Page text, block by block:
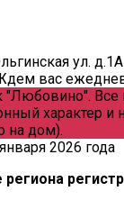
ул. д.1А
вас
характер и
на дом).
2026 года